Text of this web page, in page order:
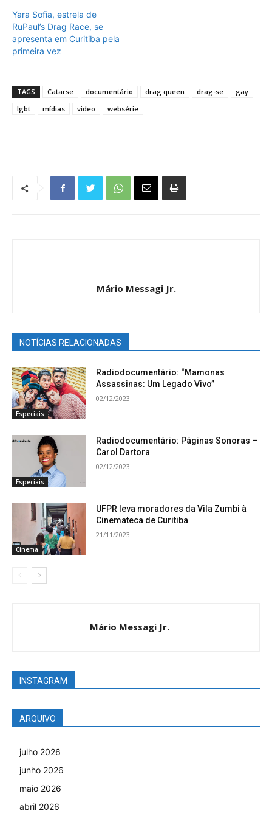
Yara Sofia, estrela de
RuPaul’s Drag Race, se
apresenta em Curitiba pela
primeira vez
TAGS Catarse documentário drag queen drag-se
gay
lgbt
mídias video websérie
Mário Messagi Jr.
NOTÍCIAS RELACIONADAS
Especiais
Radiodocumentário: “Mamonas
Assassinas: Um Legado Vivo”
02/12/2023
Especiais
Radiodocumentário: Páginas Sonoras –
Carol Dartora
02/12/2023
Cinema
UFPR leva moradores da Vila Zumbi à
Cinemateca de Curitiba
21/11/2023
Mário Messagi Jr.
INSTAGRAM
ARQUIVO
julho 2026
junho 2026
maio 2026
abril 2026